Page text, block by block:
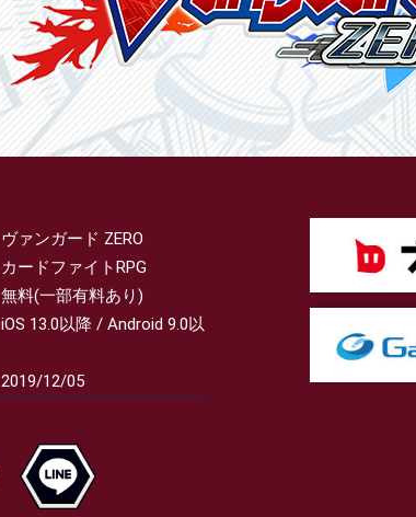
ヴァンガード ZERO
カードファイトRPG
無料(一部有料あり)
iOS 13.0以降 / Android 9.0以
2019/12/05